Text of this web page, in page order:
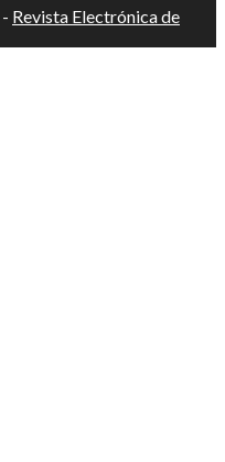
- Revista Electrónica de